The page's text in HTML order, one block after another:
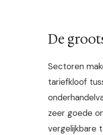
De
Sectoren
tariefkloof
zeer goede
vergelijkbare